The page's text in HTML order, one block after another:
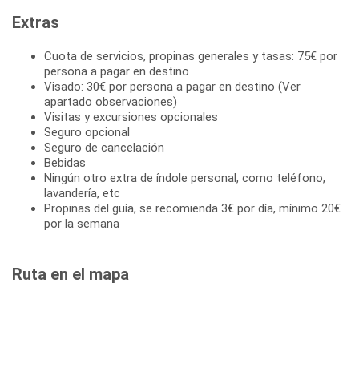
Extras
Cuota de servicios, propinas generales y tasas: 75€ por
persona a pagar en destino
Visado: 30€ por persona a pagar en destino (Ver
apartado observaciones)
Visitas y excursiones opcionales
Seguro opcional
Seguro de cancelación
Bebidas
Ningún otro extra de índole personal, como teléfono,
lavandería, etc
Propinas del guía, se recomienda 3€ por día, mínimo 20€
por la semana
Ruta en el mapa